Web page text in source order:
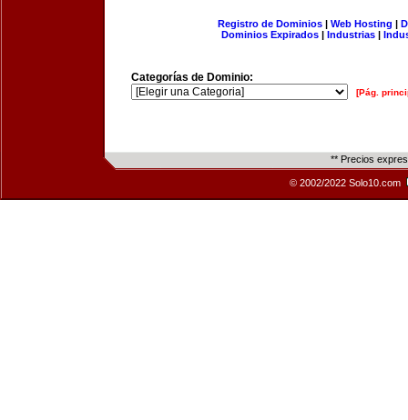
Registro de Dominios| Web Hosting |
Dominios Expirados | Industrias |
Categorías de Dominio:
[Pág.
** Precios
© 2002/2022 Solo10.com